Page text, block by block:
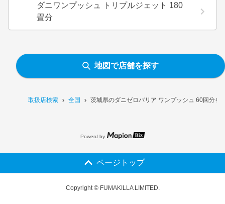
取扱店検索 全国 茨城県のダニゼロバリア ワンプッシュ 60回分を
ダニワンプッシュ トリプルジェット 180
畳分
地図で店舗を探す
Powerd by
ページトップ
Copyright © FUMAKILLA LIMITED.